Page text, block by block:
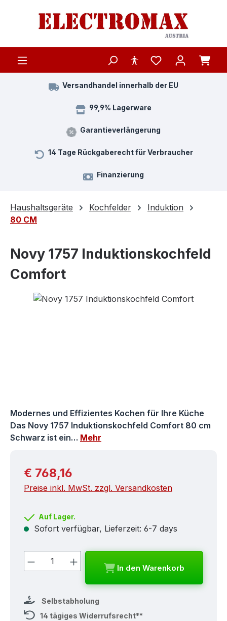
Zum Hauptinhalt springen
Versandhandel innerhalb der EU
99,9% Lagerware
Garantieverlängerung
14 Tage Rückgaberecht für Verbraucher
Finanzierung
Haushaltsgeräte Kochfelder
Induktion
80 CM
Novy 1757 Induktionskochfeld
Comfort
Bildergalerie überspringen
Modernes und Effizientes Kochen für Ihre Küche
Das Novy 1757 Induktionskochfeld Comfort 80 cm
Schwarz ist ein… Mehr
Regulärer Preis:
€ 768,16
Preise inkl. MwSt. zzgl. Versandkosten
Auf Lager.
Sofort verfügbar, Lieferzeit: 6-7 days
Produkt Anzahl: Gib den
In den Warenkorb
Selbstabholung
14 tägiges Widerrufsrecht**